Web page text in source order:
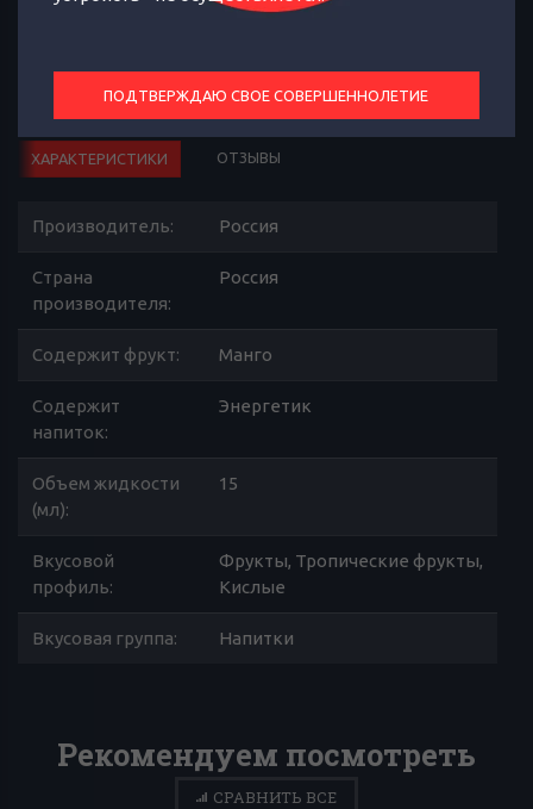
ХАРАКТЕРИСТИКИ ОТЗЫВЫ
Производитель: Россия
Страна
производителя:
Россия
Содержит фрукт: Манго
Содержит
напиток:
Энергетик
Объем жидкости
(мл):
15
Вкусовой
профиль:
Фрукты, Тропические фрукты,
Кислые
Вкусовая группа: Напитки
Рекомендуем посмотреть
СРАВНИТЬ ВСЕ
ПОДТВЕРЖДАЮ СВОЕ СОВЕРШЕННОЛЕТИЕ